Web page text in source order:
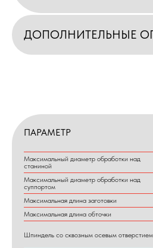
ДОПОЛНИТЕЛЬНЫЕ
ПАРАМЕТР
Максимальный диаметр обработки над
станиной
Максимальный диаметр обработки над
суппортом
Максимальная длина заготовки
Максимальная длина обточки
Шпиндель со сквозным осевым отверстием